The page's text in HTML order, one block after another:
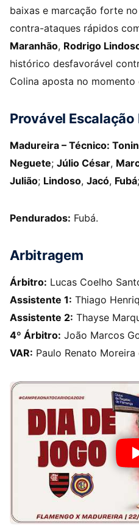
baixas e marcação forte
contra-ataques rápidos
Maranhão, Rodrigo
histórico desfavorável
Colina aposta no
Provável
Madureira – Técnico:
Neguete; Júlio César,
Julião; Lindoso, Jacó, Fubá;
Pendurados: Fubá.
Arbitragem
Árbitro: Lucas Coelho
Assistente 1: Thiago
Assistente 2: Thayse
4º Árbitro: João Marcos
VAR: Paulo Renato